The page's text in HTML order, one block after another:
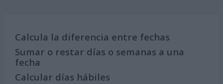
Calcula la diferencia entre fechas
Sumar o restar días o semanas a una
fecha
Calcular días hábiles